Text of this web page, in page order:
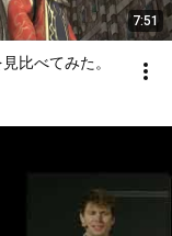
7:51
比べてみた。